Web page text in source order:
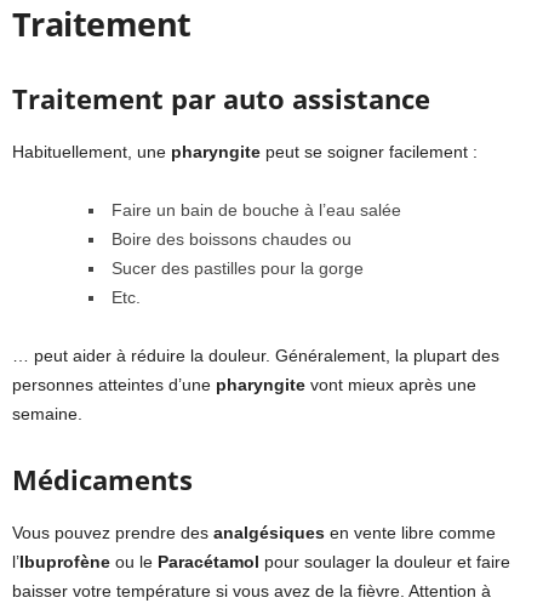
Traitement
Traitement par auto assistance
Habituellement, une pharyngite peut se soigner facilement :
Faire un bain de bouche à l’eau salée
Boire des boissons chaudes ou
Sucer des pastilles pour la gorge
Etc.
… peut aider à réduire la douleur. Généralement, la plupart des
personnes atteintes d’une pharyngite vont mieux après une
semaine.
Médicaments
Vous pouvez prendre des analgésiques en vente libre comme
l’Ibuprofène ou le Paracétamol pour soulager la douleur et faire
baisser votre température si vous avez de la fièvre. Attention à